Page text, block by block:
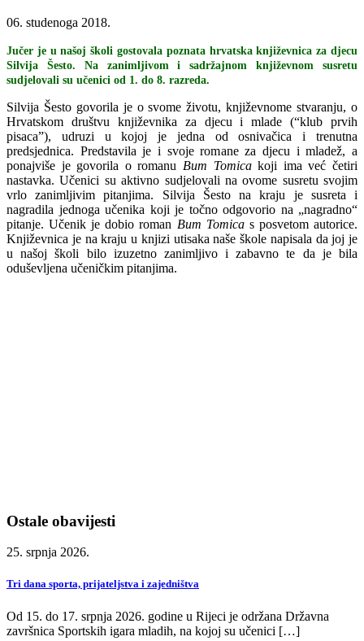
06. studenoga 2018.
Jučer je u našoj školi gostovala poznata hrvatska književnica za djecu
Silvija Šesto. Na zanimljivom i sadržajnom književnom susretu
sudjelovali su učenici od 1. do 8. razreda.
Silvija Šesto govorila je o svome životu, književnome stvaranju, o
Hrvatskom društvu književnika za djecu i mlade (“klub prvih
pisaca”), udruzi u kojoj je jedna od osnivačica i trenutna
predsjednica. Predstavila je i svoje romane za djecu i mladež, a
ponajviše je govorila o romanu Bum Tomicakoji ima već četiri
nastavka. Učenici su aktivno sudjelovali na ovome susretu svojim
vrlo zanimljivim pitanjima. Silvija Šesto na kraju je susreta i
nagradila jednoga učenika koji je točno odgovorio na „nagradno“
pitanje. Učenik je dobio roman Bum Tomica s posvetom autorice.
Književnica je na kraju u knjizi utisaka naše škole napisala da joj je
u našoj školi bilo izuzetno zanimljivo i zabavno te da je bila
oduševljena učeničkim pitanjima.
Ostale obavijesti
25. srpnja 2026.
Tri dana sporta, prijateljstva i zajedništva
Od 15. do 17. srpnja 2026. godine u Rijeci je održana Državna
završnica Sportskih igara mladih, na kojoj su učenici […]